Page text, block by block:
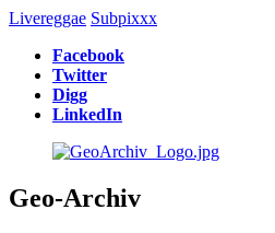
Livereggae Subpixxx
Facebook
Twitter
Digg
LinkedIn
Geo-Archiv